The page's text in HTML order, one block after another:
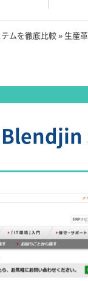
テムを徹底比較» 生産